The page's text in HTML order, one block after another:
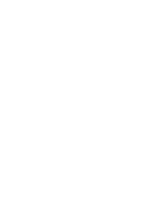
throwing down on his box, Jack boldy